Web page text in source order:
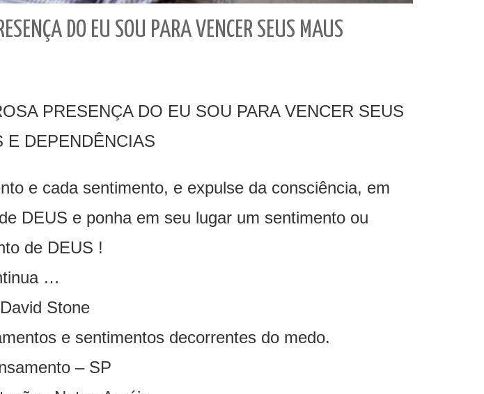
DO EU SOU PARA VENCER SEUS MAUS
PRESENÇA DO EU SOU PARA VENCER SEUS
E DEPENDÊNCIAS
e cada sentimento, e expulse da consciência, em
DEUS e ponha em seu lugar um sentimento ou
de DEUS !
…
Stone
e sentimentos decorrentes do medo.
– SP